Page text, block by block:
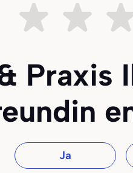
Sehr unzufrieden
Praxis
Ja